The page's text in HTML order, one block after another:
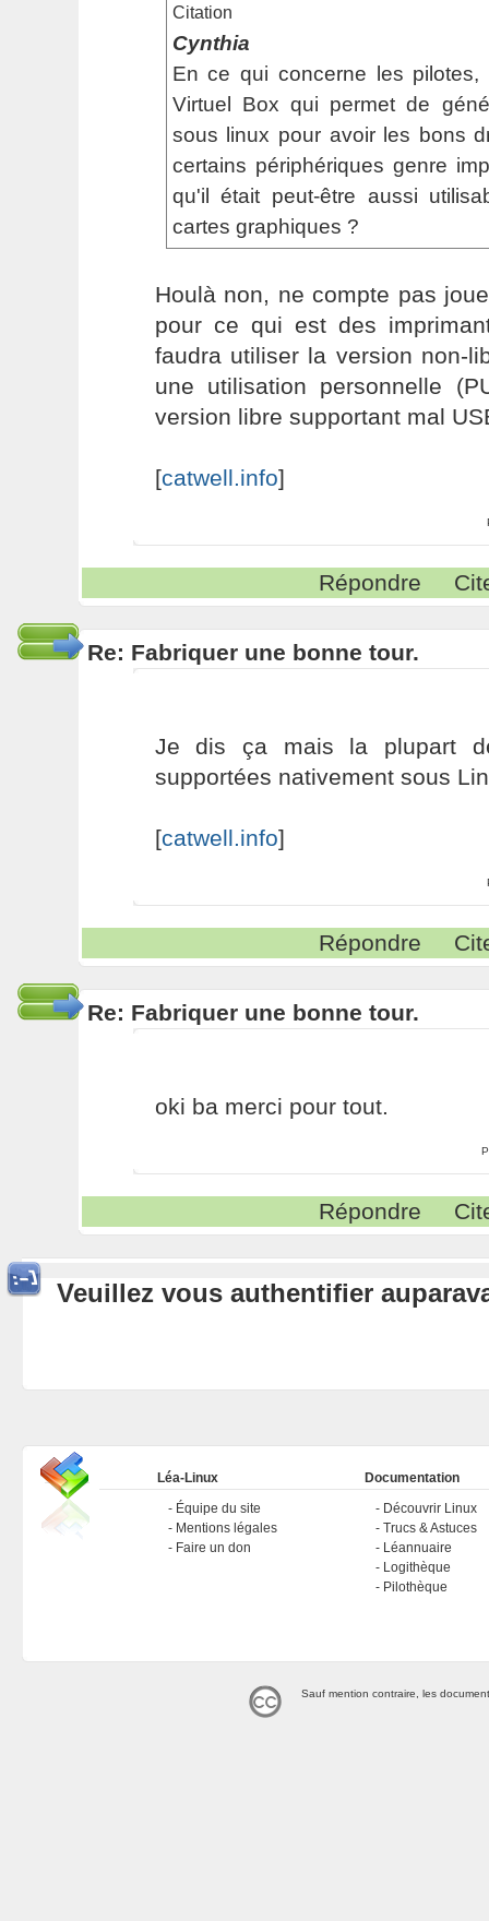
Citation
Cynthia
En ce qui concerne les
Virtuel Box qui permet de
sous linux pour avoir les bons
certains périphériques genre
qu'il était peut-être aussi
cartes graphiques ?
Houlà non, ne compte pas
pour ce qui est des
faudra utiliser la version non-
une utilisation personnelle
version libre supportant mal
[catwell.info]
Répondre
Re: Fabriquer une bonne tour.
Je dis ça mais la plupart
supportées nativement sous
[catwell.info]
Répondre
Re: Fabriquer une bonne tour.
oki ba merci pour tout.
Répondre
Veuillez vous authentifier
Léa-Linux
Équipe du site
Mentions légales
Faire un don
Documentation
Découvrir Linux
Trucs & Astuces
Léannuaire
Logithèque
Pilothèque
Sauf mention contraire, les